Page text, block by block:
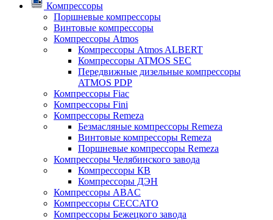
Компрессоры
Поршневые компрессоры
Винтовые компрессоры
Компрессоры Atmos
Компрессоры Atmos ALBERT
Компрессоры ATMOS SEC
Передвижные дизельные компрессоры
ATMOS PDP
Компрессоры Fiac
Компрессоры Fini
Компрессоры Remeza
Безмасляные компрессоры Remeza
Винтовые компрессоры Remeza
Поршневые компрессоры Remeza
Компрессоры Челябинского завода
Компрессоры КВ
Компрессоры ДЭН
Компрессоры ABAC
Компрессоры CECCATO
Компрессоры Бежецкого завода